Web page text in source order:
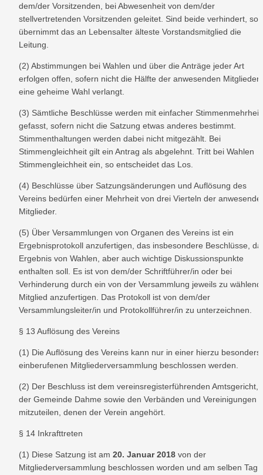
dem/der Vorsitzenden, bei Abwesenheit von dem/der
stellvertretenden Vorsitzenden geleitet. Sind beide verhindert, so
übernimmt das an Lebensalter älteste Vorstandsmitglied die
Leitung.
(2) Abstimmungen bei Wahlen und über die Anträge jeder Art
erfolgen offen, sofern nicht die Hälfte der anwesenden Mitglieder
eine geheime Wahl verlangt.
(3) Sämtliche Beschlüsse werden mit einfacher Stimmenmehrheit
gefasst, sofern nicht die Satzung etwas anderes bestimmt.
Stimmenthaltungen werden dabei nicht mitgezählt. Bei
Stimmengleichheit gilt ein Antrag als abgelehnt. Tritt bei Wahlen
Stimmengleichheit ein, so entscheidet das Los.
(4) Beschlüsse über Satzungsänderungen und Auflösung des
Vereins bedürfen einer Mehrheit von drei Vierteln der
Mitglieder.
(5) Über Versammlungen von Organen des Vereins ist ein
Ergebnisprotokoll anzufertigen, das insbesondere Beschlüsse,
Ergebnis von Wahlen, aber auch wichtige Diskussionspunkte
enthalten soll. Es ist von dem/der Schriftführer/in oder bei
Verhinderung durch ein von der Versammlung jeweils zu
Mitglied anzufertigen. Das Protokoll ist von dem/der
Versammlungsleiter/in und Protokollführer/in zu unterzeichnen.
§ 13 Auflösung des Vereins
(1) Die Auflösung des Vereins kann nur in einer hierzu besonders
einberufenen Mitgliederversammlung beschlossen werden.
(2) Der Beschluss ist dem vereinsregisterführenden Amtsgericht,
der Gemeinde Dahme sowie den Verbänden und Vereinigungen
mitzuteilen, denen der Verein angehört.
§ 14 Inkrafttreten
(1) Diese Satzung ist am 20. Januar 2018 von der
Mitgliederversammlung beschlossen worden und am selben Tag